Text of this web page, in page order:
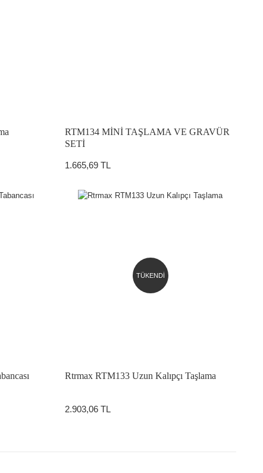
RTM134 MİNİ TAŞLAMA VE GRAVÜR
SETİ
1.665,69 TL
TÜKENDİ
Rtrmax RTM133 Uzun Kalıpçı Taşlama
2.903,06 TL